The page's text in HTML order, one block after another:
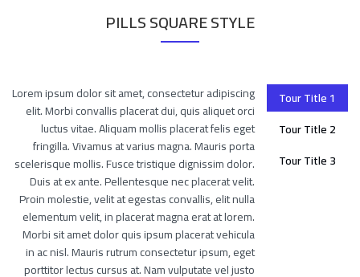
PILLS SQUARE STYLE
Tour Title 1
Tour Title 2
Tour Title 3
Lorem ipsum dolor sit amet, consectetur adipiscing
elit. Morbi convallis placerat dui, quis aliquet orci
luctus vitae. Aliquam mollis placerat felis eget
fringilla. Vivamus at varius magna. Mauris porta
scelerisque mollis. Fusce tristique dignissim dolor.
Duis at ex ante. Pellentesque nec placerat velit.
Proin molestie, velit at egestas convallis, elit nulla
elementum velit, in placerat magna erat at lorem.
Morbi sit amet dolor quis ipsum placerat vehicula
in ac nisl. Mauris rutrum consectetur ipsum, eget
porttitor lectus cursus at. Nam vulputate vel justo